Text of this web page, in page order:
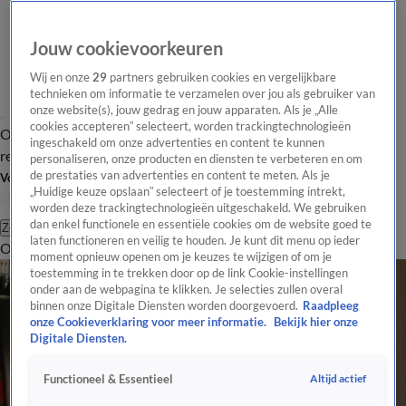
Overzicht Laatste nieuws Regionieuws Het beste van Hart
Tip de
redactie
Volg Hart van Nederland
Zoeken
OverzichtRegioUitzendingenWeerTip de redactiePanelVideo's
Jouw cookievoorkeuren
Wij en onze29 partners gebruiken cookies en vergelijkbare
technieken om informatie te verzamelen over jou als gebruiker van
onze website(s), jouw gedrag en jouw apparaten. Als je „Alle
cookies accepteren” selecteert, worden trackingtechnologieën
ingeschakeld om onze advertenties en content te kunnen
personaliseren, onze producten en diensten te verbeteren en om
de prestaties van advertenties en content te meten. Als je
„Huidige keuze opslaan” selecteert of je toestemming intrekt,
worden deze trackingtechnologieën uitgeschakeld. We gebruiken
dan enkel functionele en essentiële cookies om de website goed te
laten functioneren en veilig te houden. Je kunt dit menu op ieder
moment opnieuw openen om je keuzes te wijzigen of om je
toestemming in te trekken door op de link Cookie-instellingen
onder aan de webpagina te klikken. Je selecties zullen overal
binnen onze Digitale Diensten worden doorgevoerd. Raadpleeg
onze Cookieverklaring voor meer informatie.
Bekijk hier onze
Digitale Diensten.
Functioneel & Essentieel Altijd actief